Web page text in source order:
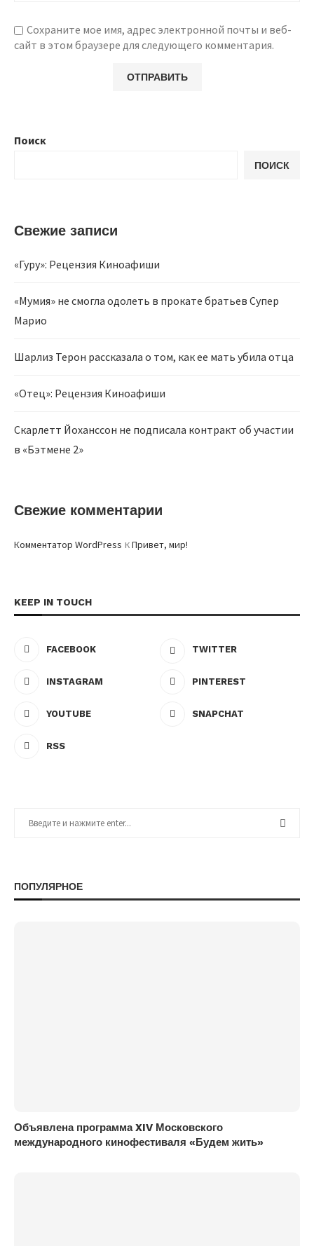
Сохраните мое имя, адрес электронной почты и веб-
сайт в этом браузере для следующего комментария.
Поиск
ПОИСК
Свежие записи
«Гуру»: Рецензия Киноафиши
«Мумия» не смогла одолеть в прокате братьев Супер
Марио
Шарлиз Терон рассказала о том, как ее мать убила отца
«Отец»: Рецензия Киноафиши
Скарлетт Йоханссон не подписала контракт об участии
в «Бэтмене 2»
Свежие комментарии
Комментатор WordPress кПривет, мир!
KEEP IN TOUCH
FACEBOOK TWITTER
INSTAGRAM PINTEREST
YOUTUBE SNAPCHAT
RSS
ПОПУЛЯРНОЕ
Объявлена программа XIV Московского
международного кинофестиваля «Будем жить»